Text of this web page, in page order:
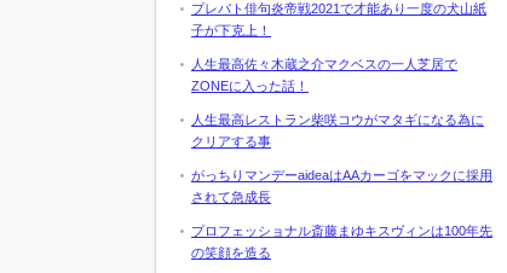
プレバト俳句炎帝戦2021で才能あり一度の犬山紙
子が下克上！
人生最高佐々木蔵之介マクベスの一人芝居で
ZONEに入った話！
人生最高レストラン柴咲コウがマタギになる為に
クリアする事
がっちりマンデーaideaはAAカーゴをマックに採用
されて急成長
プロフェッショナル斎藤まゆキスヴィンは100年先
の笑顔を造る